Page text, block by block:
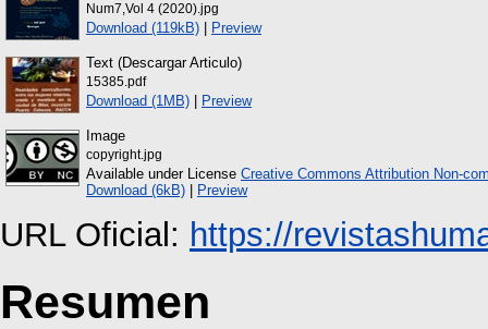
Num7,Vol 4 (2020).jpg
Download (119kB) | Preview
Text (Descargar Articulo)
15385.pdf
Download (1MB) | Preview
Image
copyright.jpg
Available under License Creative Commons Attribution Non-
Download (6kB) | Preview
URL Oficial: https://
Resumen